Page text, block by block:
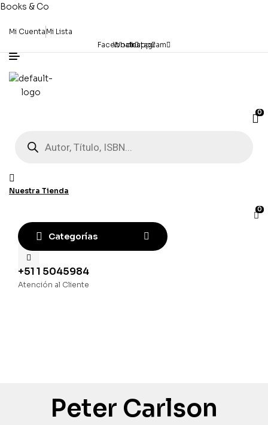
Books & Co
Mi Cuenta Mi Lista
Facebook
Whatsapp
Instagram
0
productos
Nuestra Tienda
0
Categorías
+51 1 5045984
Atención al Cliente
Peter Carlson